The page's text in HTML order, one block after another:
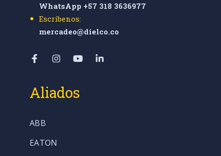
WhatsApp +57 318 3636977
Escríbenos:
mercadeo@dielco.co
Aliados
ABB
EATON